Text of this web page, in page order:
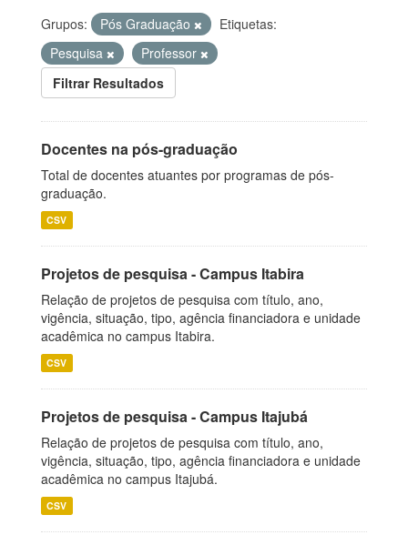
Grupos: Pós Graduação
Etiquetas:
Pesquisa
Professor
Filtrar Resultados
Docentes na pós-graduação
Total de docentes atuantes por programas de pós-
graduação.
CSV
Projetos de pesquisa - Campus Itabira
Relação de projetos de pesquisa com título, ano,
vigência, situação, tipo, agência financiadora e unidade
acadêmica no campus Itabira.
CSV
Projetos de pesquisa - Campus Itajubá
Relação de projetos de pesquisa com título, ano,
vigência, situação, tipo, agência financiadora e unidade
acadêmica no campus Itajubá.
CSV